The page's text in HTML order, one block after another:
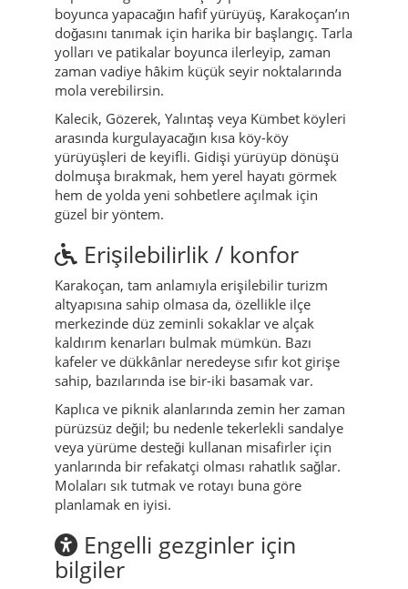
boyunca yapacağın hafif yürüyüş, Karakoçan’ın
doğasını tanımak için harika bir başlangıç. Tarla
yolları ve patikalar boyunca ilerleyip, zaman
zaman vadiye hâkim küçük seyir noktalarında
mola verebilirsin.
Kalecik, Gözerek, Yalıntaş veya Kümbet köyleri
arasında kurgulayacağın kısa köy-köy
yürüyüşleri de keyifli. Gidişi yürüyüp dönüşü
dolmuşa bırakmak, hem yerel hayatı görmek
hem de yolda yeni sohbetlere açılmak için
güzel bir yöntem.
Erişilebilirlik / konfor
Karakoçan, tam anlamıyla erişilebilir turizm
altyapısına sahip olmasa da, özellikle ilçe
merkezinde düz zeminli sokaklar ve alçak
kaldırım kenarları bulmak mümkün. Bazı
kafeler ve dükkânlar neredeyse sıfır kot girişe
sahip, bazılarında ise bir-iki basamak var.
Kaplıca ve piknik alanlarında zemin her zaman
pürüzsüz değil; bu nedenle tekerlekli sandalye
veya yürüme desteği kullanan misafirler için
yanlarında bir refakatçi olması rahatlık sağlar.
Molaları sık tutmak ve rotayı buna göre
planlamak en iyisi.
Engelli gezginler için
bilgiler